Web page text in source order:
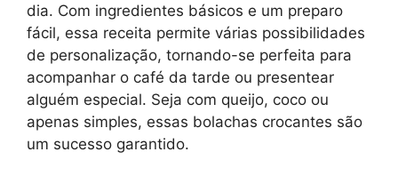
dia. Com ingredientes básicos e um preparo
fácil, essa receita permite várias possibilidades
de personalização, tornando-se perfeita para
acompanhar o café da tarde ou presentear
alguém especial. Seja com queijo, coco ou
apenas simples, essas bolachas crocantes são
um sucesso garantido.